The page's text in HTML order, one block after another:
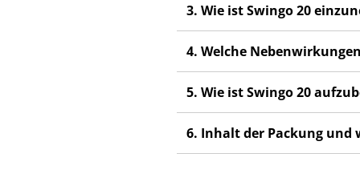
im ersten Jahr der
Kontrazeptivums
Achten Sie bitte
vermuten, diese zu
3. Wie ist Swingo 20
4. Welche
5. Wie ist Swingo 20
6. Inhalt der Packung